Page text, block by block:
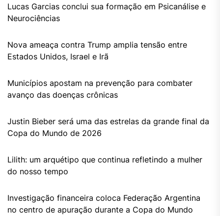
Lucas Garcias conclui sua formação em Psicanálise e
Neurociências
Nova ameaça contra Trump amplia tensão entre
Estados Unidos, Israel e Irã
Municípios apostam na prevenção para combater
avanço das doenças crônicas
Justin Bieber será uma das estrelas da grande final da
Copa do Mundo de 2026
Lilith: um arquétipo que continua refletindo a mulher
do nosso tempo
Investigação financeira coloca Federação Argentina
no centro de apuração durante a Copa do Mundo